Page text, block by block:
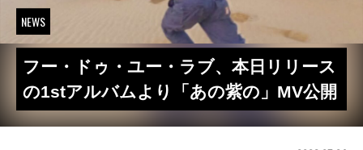
NEWS
フー・ドゥ・ユー・ラブ、本日リリース
の1stアルバムより「あの紫の」MV公開